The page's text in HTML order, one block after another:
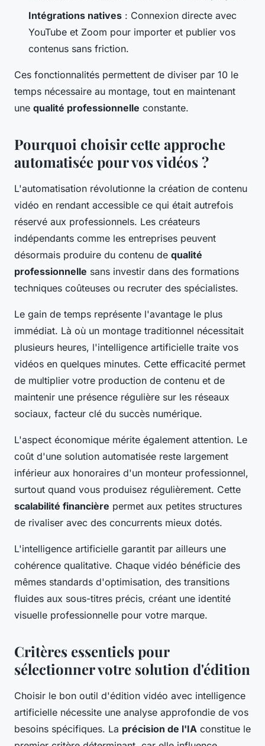
Intégrations natives : Connexion directe avec
YouTube et Zoom pour importer et publier vos
contenus sans friction.
Ces fonctionnalités permettent de diviser par 10 le
temps nécessaire au montage, tout en maintenant
une qualité professionnelle constante.
Pourquoi choisir cette approche
automatisée pour vos vidéos ?
L'automatisation révolutionne la création de contenu
vidéo en rendant accessible ce qui était autrefois
réservé aux professionnels. Les créateurs
indépendants comme les entreprises peuvent
désormais produire du contenu de qualité
professionnelle sans investir dans des formations
techniques coûteuses ou recruter des spécialistes.
Le gain de temps représente l'avantage le plus
immédiat. Là où un montage traditionnel nécessitait
plusieurs heures, l'intelligence artificielle traite vos
vidéos en quelques minutes. Cette efficacité permet
de multiplier votre production de contenu et de
maintenir une présence régulière sur les réseaux
sociaux, facteur clé du succès numérique.
L'aspect économique mérite également attention. Le
coût d'une solution automatisée reste largement
inférieur aux honoraires d'un monteur professionnel,
surtout quand vous produisez régulièrement. Cette
scalabilité financière permet aux petites structures
de rivaliser avec des concurrents mieux dotés.
L'intelligence artificielle garantit par ailleurs une
cohérence qualitative. Chaque vidéo bénéficie des
mêmes standards d'optimisation, des transitions
fluides aux sous-titres précis, créant une identité
visuelle professionnelle pour votre marque.
Critères essentiels pour
sélectionner votre solution d'édition
Choisir le bon outil d'édition vidéo avec intelligence
artificielle nécessite une analyse approfondie de vos
besoins spécifiques. La précision de l'IA constitue le